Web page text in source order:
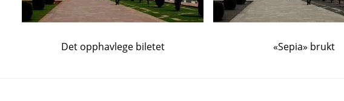
Det opphavlege biletet «Sepia» brukt